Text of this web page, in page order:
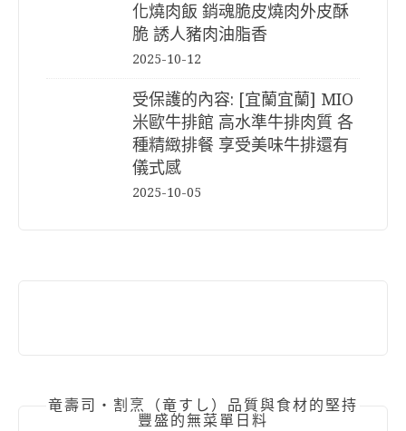
化燒肉飯 銷魂脆皮燒肉外皮酥
脆 誘人豬肉油脂香
2025-10-12
受保護的內容: [宜蘭宜蘭] MIO
米歐牛排館 高水準牛排肉質 各
種精緻排餐 享受美味牛排還有
儀式感
2025-10-05
竜壽司‧割烹（竜すし）品質與食材的堅持
豐盛的無菜單日料